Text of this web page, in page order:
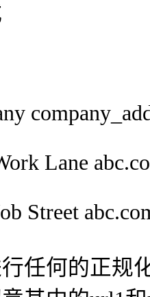
Lane
何的正规化